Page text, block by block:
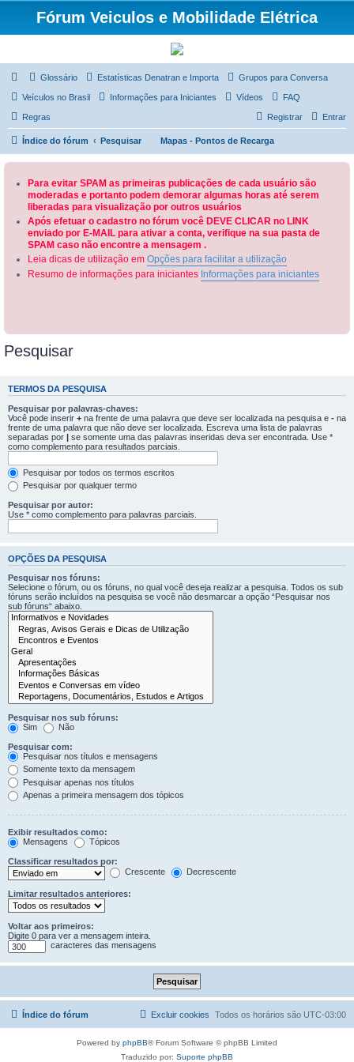
Fórum Veiculos e Mobilidade Elétrica
Glossário Estatísticas Denatran e Importa Grupos para Conversa
Veículos no Brasil Informações para Iniciantes Vídeos FAQ
Regras Entrar
Registrar
Índice do fórum Pesquisar Mapas - Pontos de Recarga
Para evitar SPAM as primeiras publicações de cada usuário são
moderadas e portanto podem demorar algumas horas até serem
liberadas para visualização por outros usuários
Após efetuar o cadastro no fórum você DEVE CLICAR no LINK
enviado por E-MAIL para ativar a conta, verifique na sua pasta de
SPAM caso não encontre a mensagem .
Leia dicas de utilização em Opções para facilitar a utilização
Resumo de informações para iniciantes Informações para iniciantes
Pesquisar
TERMOS DA PESQUISA
Pesquisar por palavras-chaves:
Você pode inserir + na frente de uma palavra que deve ser localizada na pesquisa e - na
frente de uma palavra que não deve ser localizada. Escreva uma lista de palavras
separadas por | se somente uma das palavras inseridas deva ser encontrada. Use *
como complemento para resultados parciais.
Pesquisar por todos os termos escritos
Pesquisar por qualquer termo
Pesquisar por autor:
Use * como complemento para palavras parciais.
OPÇÕES DA PESQUISA
Pesquisar nos fóruns:
Selecione o fórum, ou os fóruns, no qual você deseja realizar a pesquisa. Todos os sub
fóruns serão incluídos na pesquisa se você não desmarcar a opção “Pesquisar nos
sub fóruns“ abaixo.
Pesquisar nos sub fóruns:
Sim
Não
Pesquisar com:
Pesquisar nos títulos e mensagens
Somente texto da mensagem
Pesquisar apenas nos títulos
Apenas a primeira mensagem dos tópicos
Exibir resultados como:
Mensagens
Tópicos
Classificar resultados por:
Crescente
Decrescente
Limitar resultados anteriores:
Voltar aos primeiros:
Digite 0 para ver a mensagem inteira.
caracteres das mensagens
Índice do fórum Todos os horários são UTC-03:00
Excluir cookies
Powered by phpBB® Forum Software © phpBB Limited
Traduzido por: Suporte phpBB